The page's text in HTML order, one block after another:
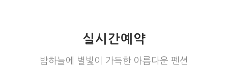
실시간예약
밤하늘에 별빛이 가득한 아름다운 펜션